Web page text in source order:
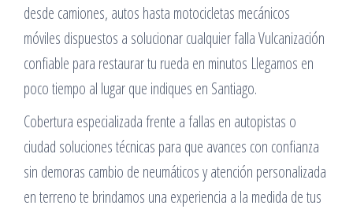
desde camiones, autos hasta motocicletas mecánicos
móviles dispuestos a solucionar cualquier falla Vulcanización
confiable para restaurar tu rueda en minutos Llegamos en
poco tiempo al lugar que indiques en Santiago.
Cobertura especializada frente a fallas en autopistas o
ciudad soluciones técnicas para que avances con confianza
sin demoras cambio de neumáticos y atención personalizada
en terreno te brindamos una experiencia a la medida de tus